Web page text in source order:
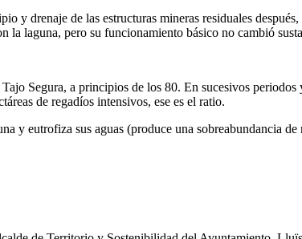
y drenaje de las estructuras mineras residuales
la laguna, pero su funcionamiento básico no cambió
Segura, a principios de los 80. En sucesivos
de regadíos intensivos, ese es el ratio.
y eutrofiza sus aguas (produce una sobreabundancia de